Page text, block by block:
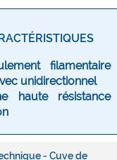
filamentaire
unidirectionnel
haute résistance
- Cuve de